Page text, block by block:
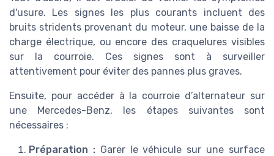
d'usure. Les signes les plus courants incluent des
bruits stridents provenant du moteur, une baisse de la
charge électrique, ou encore des craquelures visibles
sur la courroie. Ces signes sont à surveiller
attentivement pour éviter des pannes plus graves.
Ensuite, pour accéder à la courroie d’alternateur sur
une Mercedes-Benz, les étapes suivantes sont
nécessaires :
Préparation :Garer le véhicule sur une surface